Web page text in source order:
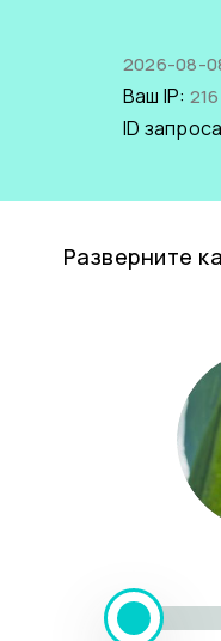
2026-08-
Ваш IP:
ID
Разверните